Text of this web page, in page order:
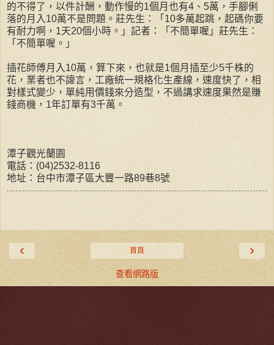
的不得了，以件計酬，動作慢的1個月也有4、5萬，手腳俐
落的月入10萬不是問題。莊先生：「10多萬起跳，起碼你要
有耐力啊，1天20個小時。」記者：「不簡單喔」莊先生：
「不簡單喔。」
插花師傅月入10萬，算下來，也就是1個月插至少5千株的
花，業者也不諱言，工廠統一規格化生產線，速度快了，相
對樣式變少，單純用價錢來分造型，不過講求速度果然是賺
錢商機，1年訂單有3千萬。
潭子觀光蘭園
電話：(04)2532-8116
地址：台中市潭子區大豐一路89巷8號
‹ ›
首頁
查看網路版